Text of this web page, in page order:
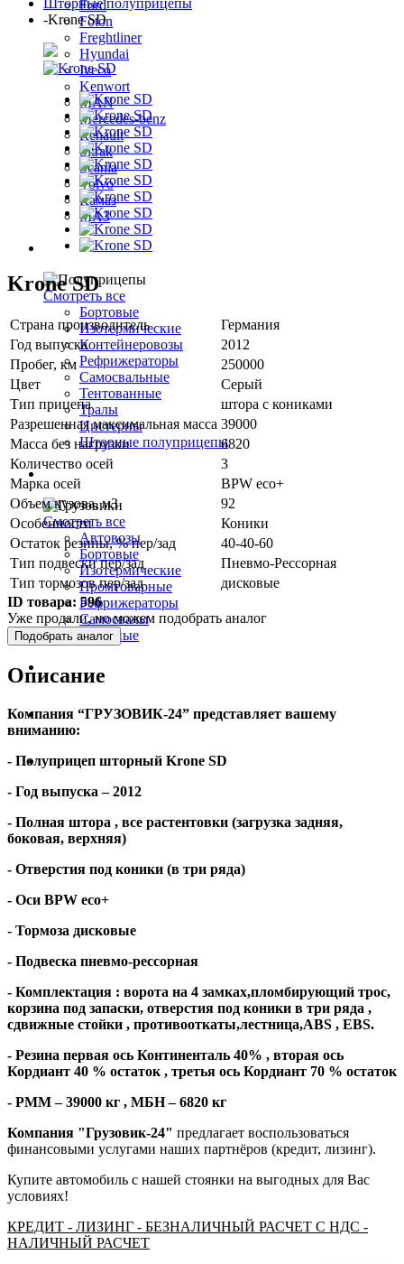
Ford
Foton
Freghtliner
Hyundai
Iveco
Kenwort
MAN
Mercedes-benz
Renault
Sitrak
Scania
Volvo
Камаз
МАЗ
Полуприцепы
Смотреть все
Бортовые
Изотермические
Контейнеровозы
Рефрижераторы
Самосвальные
Тентованные
Тралы
Цистерны
Шторные полуприцепы
Грузовики
Смотреть все
Автовозы
Бортовые
Изотермические
Промтоварные
Рефрижераторы
Самосвалы
Шторные
Автобусы
Спецтехника
Шторные полуприцепы
-Krone SD
Krone SD
Страна производитель
Германия
Год выпуска
2012
Пробег, км
250000
Цвет
Серый
Тип прицепа
штора c кониками
Разрешенная максимальная масса 39000
Масса без нагрузки
6820
Количество осей
3
Марка осей
BPW eco+
Объем кузова, м3
92
Особенности
Коники
Остаток резины, % пер/зад
40-40-60
Тип подвески пер/зад
Пневмо-Рессорная
Тип тормозов пер/зад
дисковые
ID товара:596
Уже продали, но можем подобрать аналог
Подобрать аналог
Описание
Компания “ГРУЗОВИК-24” представляет вашему
вниманию:
- Полуприцеп шторный Krone SD
- Год выпуска – 2012
- Полная штора , все растентовки (загрузка задняя,
боковая, верхняя)
- Отверстия под коники (в три ряда)
- Оси BPW eco+
- Тормоза дисковые
- Подвеска пневмо-рессорная
- Комплектация : ворота на 4 замках,пломбирующий трос,
корзина под запаски, отверстия под коники в три ряда ,
сдвижные стойки , противооткаты,лестница,ABS , EBS.
- Резина первая ось Континенталь 40% , вторая ось
Кордиант 40 % остаток , третья ось Кордиант 70 % остаток
- РММ – 39000 кг , МБН – 6820 кг
Компания "Грузовик-24" предлагает воспользоваться
финансовыми услугами наших партнёров (кредит, лизинг).
Купите автомобиль с нашей стоянки на выгодных для Вас
условиях!
КРЕДИТ - ЛИЗИНГ - БЕЗНАЛИЧНЫЙ РАСЧЕТ С НДС -
НАЛИЧНЫЙ РАСЧЕТ